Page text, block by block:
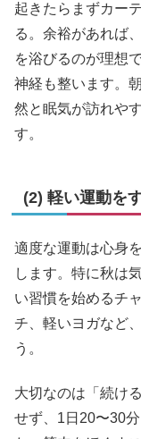
起きたらまずカー
る。余裕があれば
を浴びるのが理想
神経も整います。
然と眠気が訪れや
す。
(2) 軽い運動を
適度な運動は心身
します。特に秋は
い習慣を始めるチ
チ、軽いヨガなど
う。
大切なのは「続け
せず、1日20〜30